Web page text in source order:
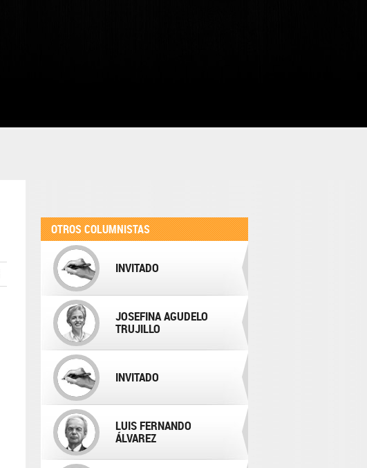
OTROS COLUMNISTAS
INVITADO
JOSEFINA AGUDELO
TRUJILLO
INVITADO
LUIS FERNANDO
ÁLVAREZ